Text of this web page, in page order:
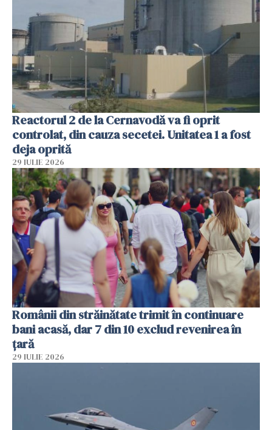
Reactorul 2 de la Cernavodă va fi oprit
controlat, din cauza secetei. Unitatea 1 a fost
deja oprită
29 IULIE 2026
Românii din străinătate trimit în continuare
bani acasă, dar 7 din 10 exclud revenirea în
țară
29 IULIE 2026